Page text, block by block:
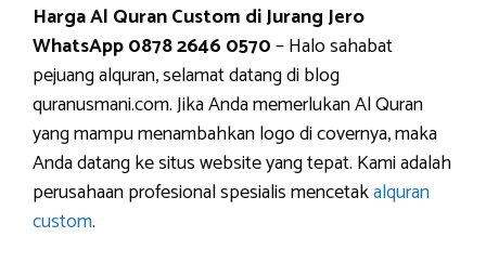
Harga Al Quran Custom di Jurang Jero
WhatsApp 0878 2646 0570– Halo sahabat
pejuang alquran, selamat datang di blog
quranusmani.com. Jika Anda memerlukan Al Quran
yang mampu menambahkan logo di covernya, maka
Anda datang ke situs website yang tepat. Kami adalah
perusahaan profesional spesialis mencetakalquran
custom.